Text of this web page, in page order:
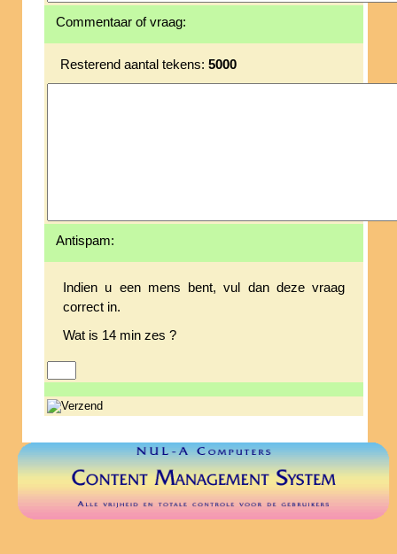
Commentaar of vraag:
Resterend aantal tekens: 5000
Antispam:
Indien u een mens bent, vul dan deze vraag
correct in.
Wat is 14 min zes ?